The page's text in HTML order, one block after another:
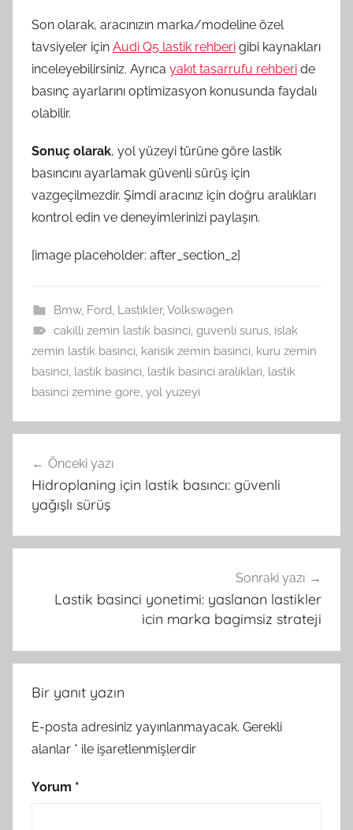
Son olarak, aracınızın marka/modeline özel
tavsiyeler için Audi Q5 lastik rehberi gibi kaynakları
inceleyebilirsiniz. Ayrıca yakıt tasarrufu rehberi de
basınç ayarlarını optimizasyon konusunda faydalı
olabilir.
Sonuç olarak, yol yüzeyi türüne göre lastik
basıncını ayarlamak güvenli sürüş için
vazgeçilmezdir. Şimdi aracınız için doğru aralıkları
kontrol edin ve deneyimlerinizi paylaşın.
[image placeholder: after_section_2]
Bmw, Ford, Lastikler,Volkswagen
cakilli zemin lastik basinci, guvenli surus, islak
zemin lastik basinci, karisik zemin basinci, kuru zemin
basinci, lastik basinci, lastik basinci araliklari, lastik
basinci zemine gore, yol yuzeyi
gezinmesi
Önceki yazı
Hidroplaning için lastik basıncı: güvenli
yağışlı sürüş
Sonraki yazı
Lastik basinci yonetimi: yaslanan lastikler
icin marka bagimsiz strateji
Bir yanıt yazın
E-posta adresiniz yayınlanmayacak. Gerekli
alanlar * ile işaretlenmişlerdir
Yorum *